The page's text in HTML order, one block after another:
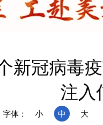
新冠病毒
注入
字体： 小 中 大